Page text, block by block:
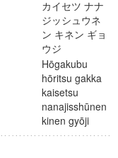
カイセツ ナナ
ジッシュウネ
ン キネン ギョ
ウジ
Hōgakubu
hōritsu gakka
kaisetsu
nanajisshūnen
kinen gyōji